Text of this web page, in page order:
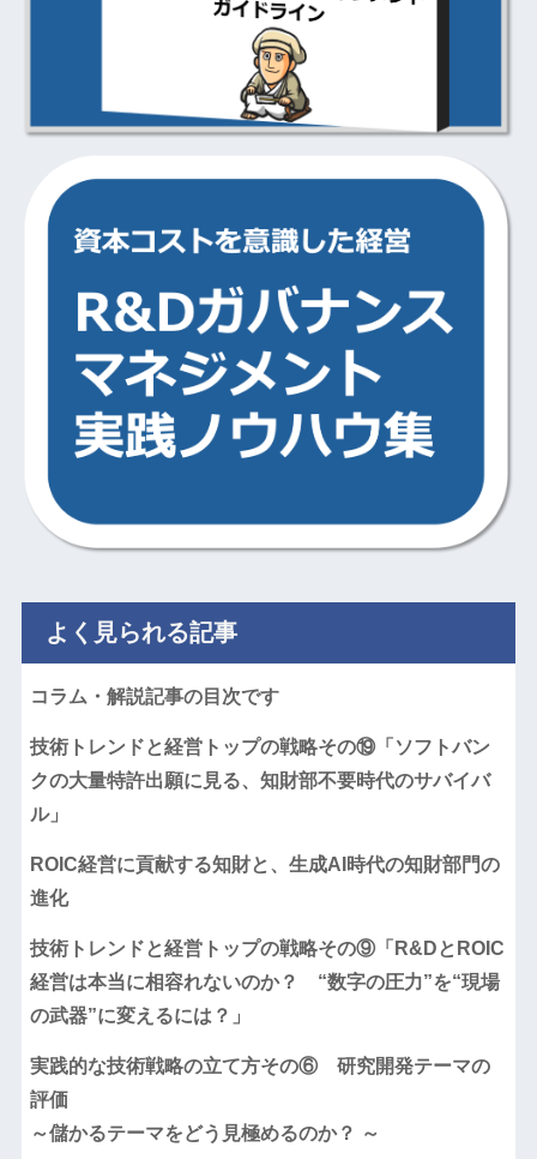
よく見られる記事
コラム・解説記事の目次です
技術トレンドと経営トップの戦略その⑲「ソフトバン
クの大量特許出願に見る、知財部不要時代のサバイバ
ル」
ROIC経営に貢献する知財と、生成AI時代の知財部門の
進化
技術トレンドと経営トップの戦略その⑨「R&DとROIC
経営は本当に相容れないのか？ “数字の圧力”を“現場
の武器”に変えるには？」
実践的な技術戦略の立て方その⑥ 研究開発テーマの
評価
～儲かるテーマをどう見極めるのか？ ～